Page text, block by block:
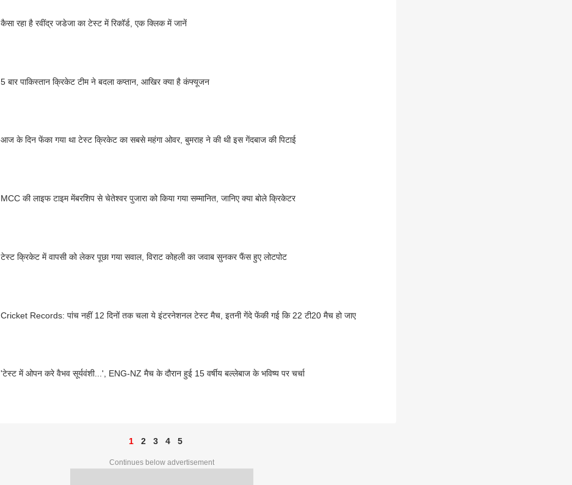
कैसा रहा है रवींद्र जडेजा का टेस्ट में रिकॉर्ड, एक क्लिक में जानें
5 बार पाकिस्तान क्रिकेट टीम ने बदला कप्तान, आखिर क्या है कंफ्यूजन
आज के दिन फेंका गया था टेस्ट क्रिकेट का सबसे महंगा ओवर, बुमराह ने की थी इस गेंदबाज की पिटाई
MCC की लाइफ टाइम मेंबरशिप से चेतेश्वर पुजारा को किया गया सम्मानित, जानिए क्या बोले क्रिकेटर
टेस्ट क्रिकेट में वापसी को लेकर पूछा गया सवाल, विराट कोहली का जवाब सुनकर फैंस हुए लोटपोट
Cricket Records: पांच नहीं 12 दिनों तक चला ये इंटरनेशनल टेस्ट मैच, इतनी गेंदे फेंकी गई कि 22 टी20 मैच हो जाए
'टेस्ट में ओपन करे वैभव सूर्यवंशी...', ENG-NZ मैच के दौरान हुई 15 वर्षीय बल्लेबाज के भविष्य पर चर्चा
1 2 3 4 5
Continues below advertisement